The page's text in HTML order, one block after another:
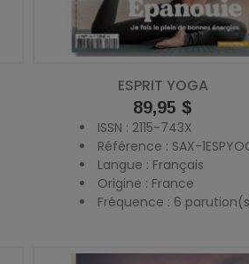
ESPRIT YOGA
Prix
89,95 $
ISSN : 2115-743X
Référence : SAX-
Langue : Français
Origine : France
Fréquence : 6